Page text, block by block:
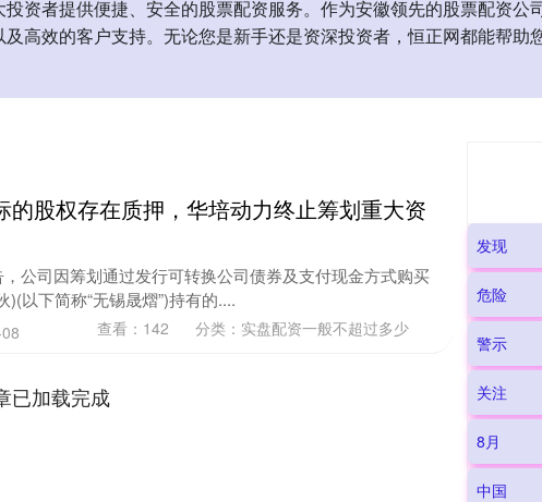
资者提供便捷、安全的股票配资服务。作为安徽领先的股票配资公
高效的客户支持。无论您是新手还是资深投资者，恒正网都能帮助
的股权存在质押，华培动力终止筹划重大资
公司因筹划通过发行可转换公司债券及支付现金方式购买
以下简称“无锡晟熠”)持有的....
查看： 142 分类： 实盘配资一般不超过多少
已加载完成
发现
危险
警示
关注
8月
中国